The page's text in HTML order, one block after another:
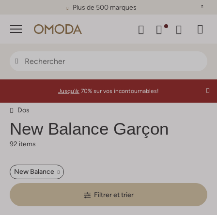
Plus de 500 marques
Menu
Jusqu'à: 70% sur vos incontournables!
Dos
New Balance Garçon
92 items
New Balance
Filtrer et trier